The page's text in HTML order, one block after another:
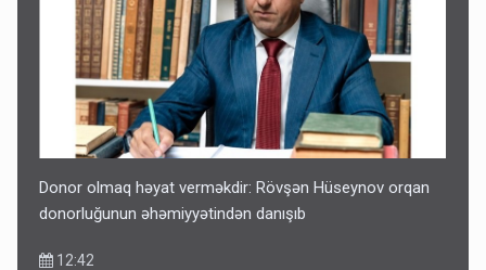
Donor olmaq həyat verməkdir: Rövşən Hüseynov orqan
donorluğunun əhəmiyyətindən danışıb
12:42